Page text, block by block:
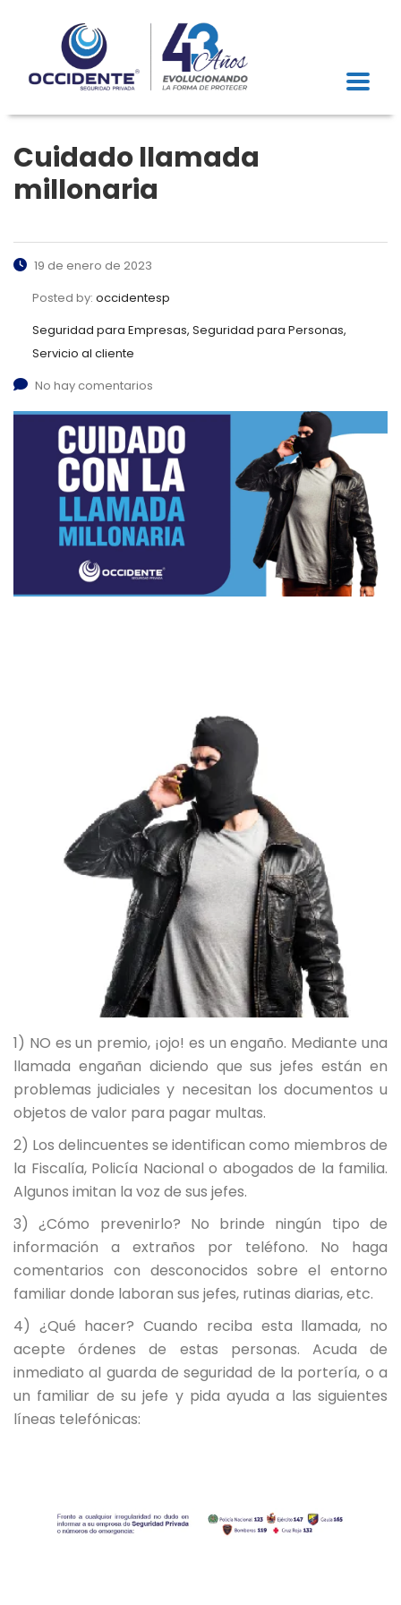
Cuidado llamada
millonaria
19 de enero de 2023
Posted by: occidentesp
Seguridad para Empresas, Seguridad para Personas,
Servicio al cliente
No hay comentarios
1) NO es un premio, ¡ojo! es un engaño. Mediante una
llamada engañan diciendo que sus jefes están en
problemas judiciales y necesitan los documentos u
objetos de valor para pagar multas.
2) Los delincuentes se identifican como miembros de
la Fiscalía, Policía Nacional o abogados de la familia.
Algunos imitan la voz de sus jefes.
3) ¿Cómo prevenirlo? No brinde ningún tipo de
información a extraños por teléfono. No haga
comentarios con desconocidos sobre el entorno
familiar donde laboran sus jefes, rutinas diarias, etc.
4) ¿Qué hacer? Cuando reciba esta llamada, no
acepte órdenes de estas personas. Acuda de
inmediato al guarda de seguridad de la portería, o a
un familiar de su jefe y pida ayuda a las siguientes
líneas telefónicas: